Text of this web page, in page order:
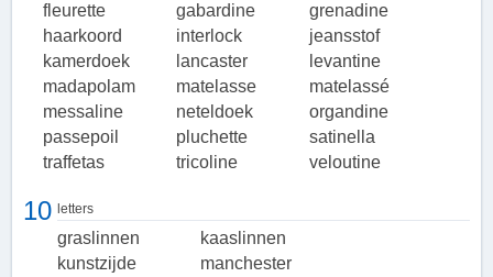
fleurette
gabardine
grenadine
haarkoord
interlock
jeansstof
kamerdoek
lancaster
levantine
madapolam
matelasse
matelassé
messaline
neteldoek
organdine
passepoil
pluchette
satinella
traffetas
tricoline veloutine
10 letters
graslinnen
kaaslinnen
kunstzijde
manchester